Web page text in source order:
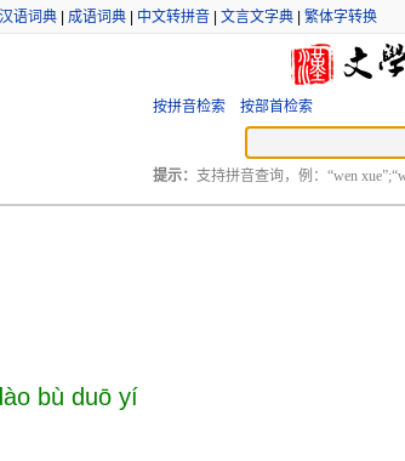
汉语词典| 成语词典| 中文转拼音| 文言文字典| 繁体字转换
按拼音检索 按部首检索
提示： 支持拼音查询，例：“wen
bù duō yí